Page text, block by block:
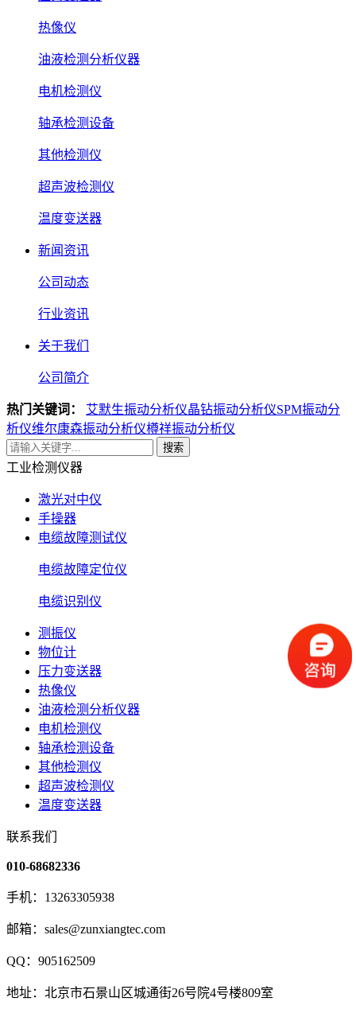
热像仪
油液检测分析仪器
电机检测仪
轴承检测设备
其他检测仪
超声波检测仪
温度变送器
新闻资讯
公司动态
行业资讯
关于我们
公司简介
热门关键词： 艾默生振动分析仪晶钻振动分析仪SPM振动分
析仪维尔康森振动分析仪樽祥振动分析仪
搜索
工业检测仪器
激光对中仪
手操器
电缆故障测试仪
电缆故障定位仪
电缆识别仪
测振仪
物位计
压力变送器
热像仪
油液检测分析仪器
电机检测仪
轴承检测设备
其他检测仪
超声波检测仪
温度变送器
联系我们
010-68682336
手机：13263305938
邮箱：sales@zunxiangtec.com
QQ：905162509
地址：北京市石景山区城通街26号院4号楼809室